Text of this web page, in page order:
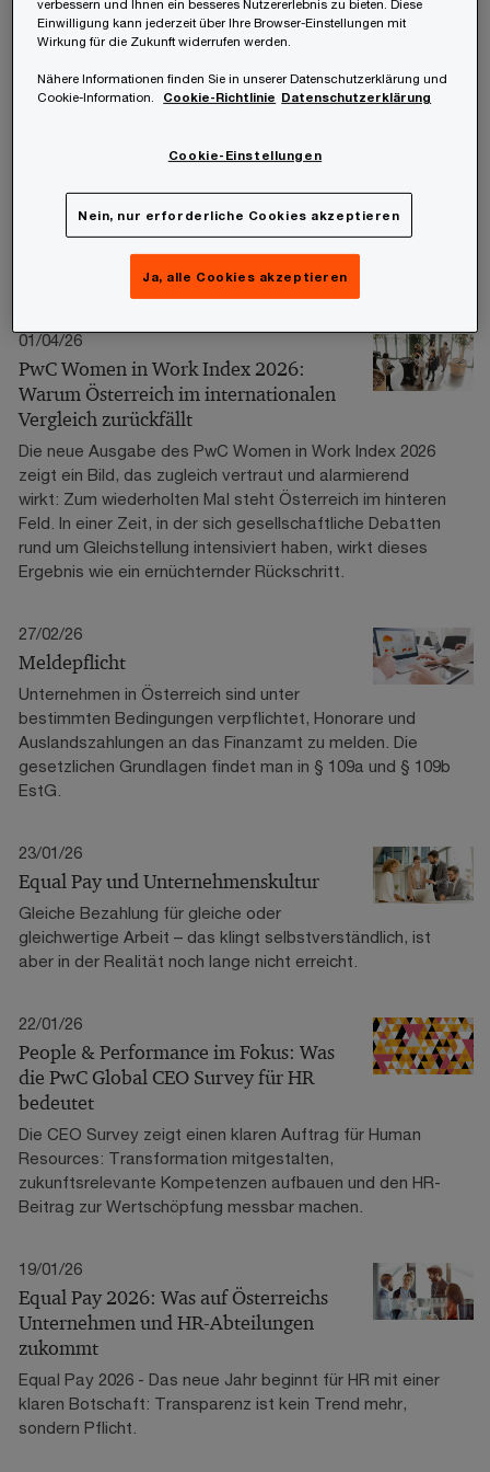
Änderungen auf Unternehmen, Mitarbeitende und die
Personalverrechnung zu.
27/05/26
Grenzüberschreitende Tätigkeiten sind längst
Homeoffice Tätigkeit. Hier muss allerdings aufgepasst
werden: Unter bestimmten Voraussetzungen kann
Homeoffice als Betriebsstätte eingestuft werden.
01/04/26
PwC Women in Work Index 2026:
Warum Österreich im internationalen
Vergleich zurückfällt
Die neue Ausgabe des PwC Women in Work Index 2026
zeigt ein Bild, das zugleich vertraut und alarmierend
wirkt: Zum wiederholten Mal steht Österreich im hinteren
Feld. In einer Zeit, in der sich gesellschaftliche Debatten
rund um Gleichstellung intensiviert haben, wirkt dieses
Ergebnis wie ein ernüchternder Rückschritt.
27/02/26
Meldepflicht
Unternehmen in Österreich sind unter
bestimmten Bedingungen verpflichtet, Honorare und
Auslandszahlungen an das Finanzamt zu melden. Die
gesetzlichen Grundlagen findet man in § 109a und § 109b
EstG.
23/01/26
Equal Pay und Unternehmenskultur
Gleiche Bezahlung für gleiche oder
gleichwertige Arbeit – das klingt selbstverständlich, ist
aber in der Realität noch lange nicht erreicht.
22/01/26
People & Performance im Fokus: Was
die PwC Global CEO Survey für HR
bedeutet
Die CEO Survey zeigt einen klaren Auftrag für Human
Resources: Transformation mitgestalten,
zukunftsrelevante Kompetenzen aufbauen und den HR-
Beitrag zur Wertschöpfung messbar machen.
19/01/26
Equal Pay 2026: Was auf Österreichs
Unternehmen und HR-Abteilungen
zukommt
Equal Pay 2026 - Das neue Jahr beginnt für HR mit einer
klaren Botschaft: Transparenz ist kein Trend mehr,
sondern Pflicht.
verbessern und Ihnen ein besseres Nutzererlebnis zu bieten. Diese
Einwilligung kann jederzeit über Ihre Browser-Einstellungen mit
Wirkung für die Zukunft widerrufen werden.
Nähere Informationen finden Sie in unserer Datenschutzerklärung und
Cookie-Information.
Cookie-Richtlinie Datenschutzerklärung
Cookie-Einstellungen
Nein, nur erforderliche Cookies akzeptieren
Ja, alle Cookies akzeptieren